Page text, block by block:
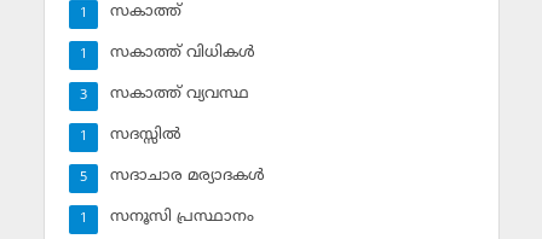
സകാത്ത്‌
1
സകാത്ത്‌ വിധികള്‍
1
സകാത്ത്‌ വ്യവസ്ഥ
3
സദസ്സില്‍
1
സദാചാര മര്യാദകള്‍
5
സനൂസി പ്രസ്ഥാനം
1